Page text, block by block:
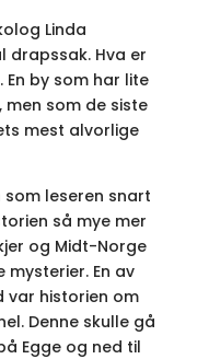
Linda
drapssak. Hva er
En by som har lite
som de siste
mest alvorlige
som leseren snart
så mye mer
og Midt-Norge
En av
var historien om
Denne skulle gå
Egge og ned til